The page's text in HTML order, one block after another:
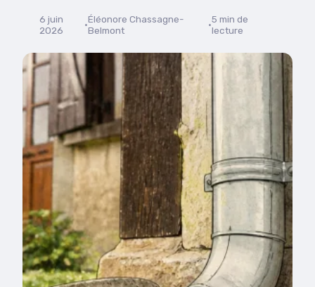
6 juin
2026
·Éléonore Chassagne-
Belmont
·5 min de
lecture